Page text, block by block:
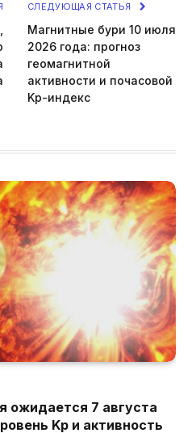
СЛЕДУЮЩАЯ СТАТЬЯ
Магнитные бури 10 июля
2026 года: прогноз
геомагнитной
активности и почасовой
Kp-индекс
ожидается 7 августа
Kp и активность